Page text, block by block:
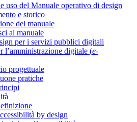
uso del Manuale operativo di design
e storico
del manuale
al manuale
per i servizi pubblici digitali
l’amministrazione digitale (e-
progettuale
pratiche
by design